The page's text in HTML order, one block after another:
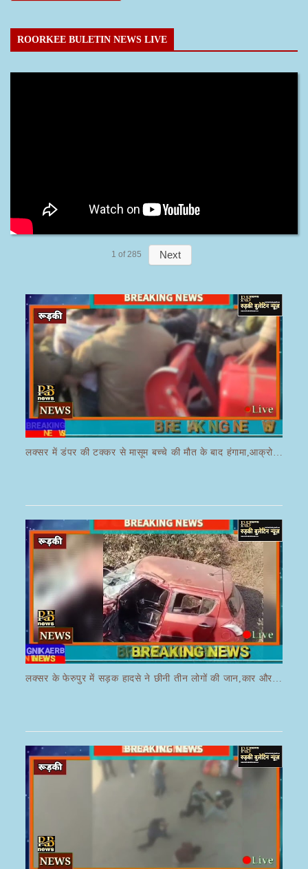
ROORKEE BULETIN NEWS LIVE
1 of 285 Next
लक्सर में डंपर की टक्कर से मासूम बच्चे की मौत के बाद हंगामा,आक्रोशित भीड़ ने डंपर चालक की करी पिटाई